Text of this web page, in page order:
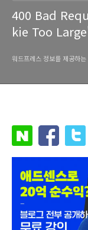
400 Bad
kie Too
워드프레스 정보를 제공하